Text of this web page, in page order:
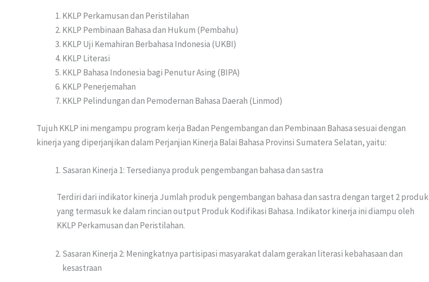
KKLP Perkamusan dan Peristilahan
KKLP Pembinaan Bahasa dan Hukum (Pembahu)
KKLP Uji Kemahiran Berbahasa Indonesia (UKBI)
KKLP Literasi
KKLP Bahasa Indonesia bagi Penutur Asing (BIPA)
KKLP Penerjemahan
KKLP Pelindungan dan Pemodernan Bahasa Daerah (Linmod)
Tujuh KKLP ini mengampu program kerja Badan Pengembangan dan Pembinaan Bahasa sesuai dengan
kinerja yang diperjanjikan dalam Perjanjian Kinerja Balai Bahasa Provinsi Sumatera Selatan, yaitu:
Sasaran Kinerja 1: Tersedianya produk pengembangan bahasa dan sastra
Terdiri dari indikator kinerja Jumlah produk pengembangan bahasa dan sastra dengan target 2 produk
yang termasuk ke dalam rincian output Produk Kodifikasi Bahasa. Indikator kinerja ini diampu oleh
KKLP Perkamusan dan Peristilahan.
Sasaran Kinerja 2: Meningkatnya partisipasi masyarakat dalam gerakan literasi kebahasaan dan
kesastraan